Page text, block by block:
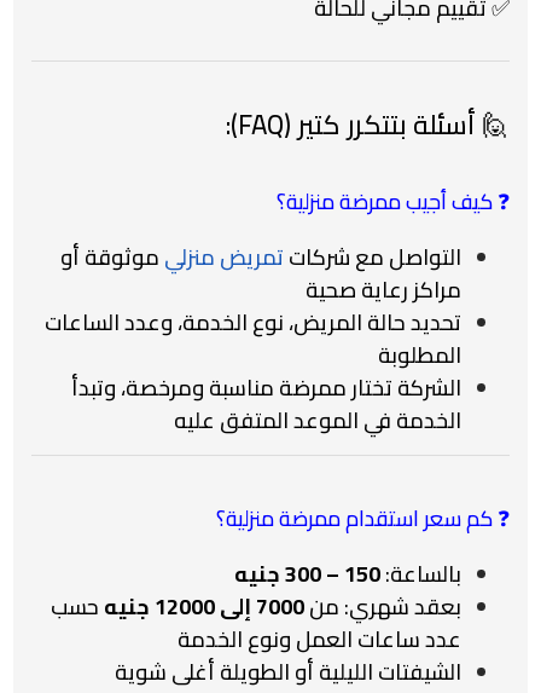
🙋 أسئلة بتتكرر كتير (FAQ):
❓ كيف أجيب ممرضة منزلية؟
التواصل مع شركاتتمريض منزليموثوقة أو
مراكز رعاية صحية
تحديد حالة المريض، نوع الخدمة، وعدد الساعات
المطلوبة
الشركة تختار ممرضة مناسبة ومرخصة، وتبدأ
الخدمة في الموعد المتفق عليه
❓ كم سعر استقدام ممرضة منزلية؟
بالساعة:150 – 300 جنيه
بعقد شهري: من7000 إلى 12000 جنيه
حسب
عدد ساعات العمل ونوع الخدمة
الشيفتات الليلية أو الطويلة أغلى شوية